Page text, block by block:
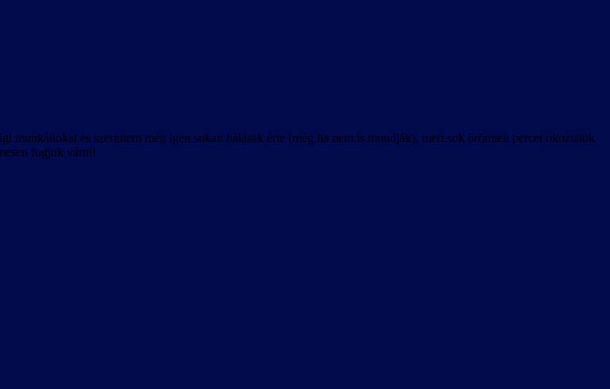
és szerintem még igen sokan hálásak érte (még ha nem is mondják), mert sok örömteli percet okoztatok
fogjuk várni!